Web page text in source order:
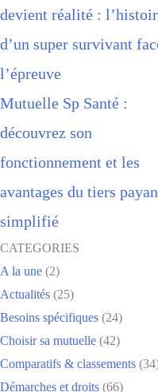
devient réalité :
d’un super survivant
l’épreuve
Mutuelle Sp Santé :
découvrez son
fonctionnement et les
avantages du tiers
simplifié
CATEGORIES
A la une (2)
Actualités (25)
Besoins spécifiques (24)
Choisir sa mutuelle (42)
Comparatifs & classements
Démarches et droits (66)